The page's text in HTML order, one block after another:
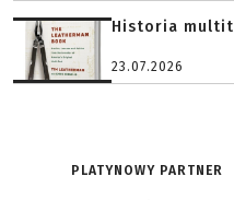
Historia
23.07.2026
PLATYNOWY PARTNER